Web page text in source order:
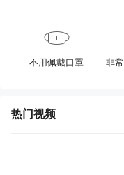
不用佩戴口罩 非
热门视频